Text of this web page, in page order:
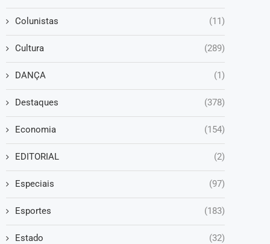
Colunistas (11)
Cultura (289)
DANÇA (1)
Destaques (378)
Economia (154)
EDITORIAL (2)
Especiais (97)
Esportes (183)
Estado (32)